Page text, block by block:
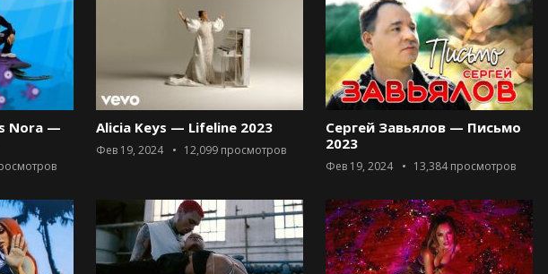
Nora —
Alicia Keys — Lifeline 2023
Фев 19, 2024 12,099 просмотров
Сергей Завьялов — Письмо
2023
Фев 19, 2024 13,384просмотров